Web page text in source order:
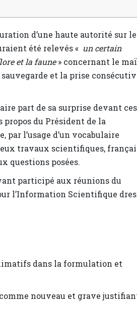
d’une haute autorité sur
été relevés « un certain
et la faune» concernant le
et la prise
part de sa surprise devant ces
du Président de la
l’usage d’un vocabulaire
travaux scientifiques,
questions posées.
participé aux réunions du
l’Information Scientifique
dans la formulation et
nouveau et grave